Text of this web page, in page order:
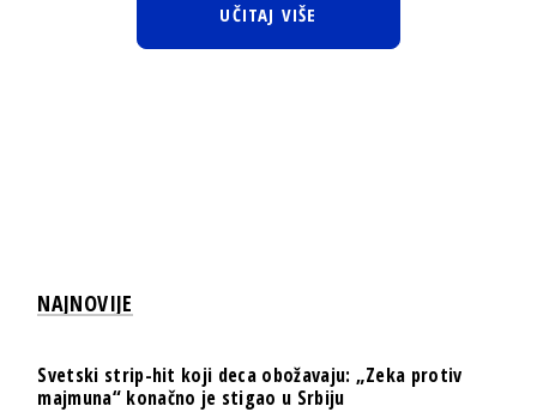
UČITAJ VIŠE
NAJNOVIJE
Svetski strip-hit koji deca obožavaju: „Zeka protiv
majmuna“ konačno je stigao u Srbiju